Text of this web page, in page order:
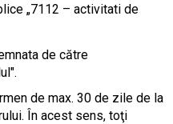
„7112 – activitati de
de către
de max. 30 de zile de la
În acest sens, toţi